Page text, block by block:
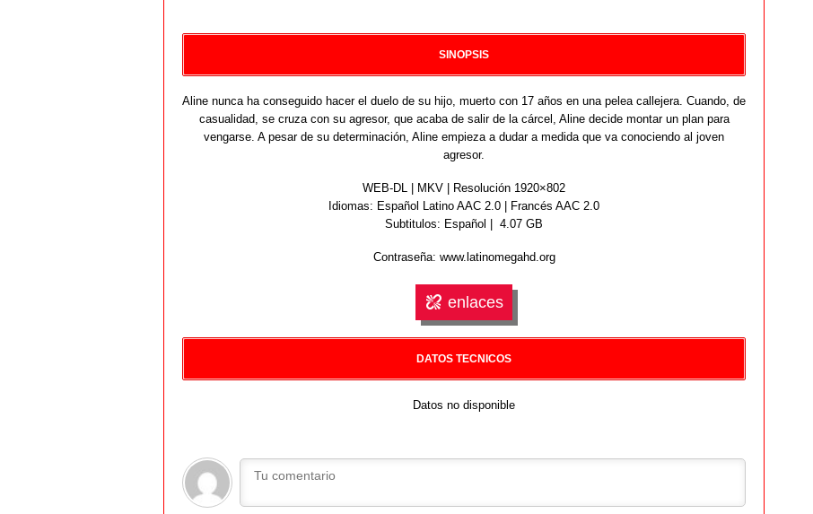
SINOPSIS
Aline nunca ha conseguido hacer el duelo de su hijo, muerto con 17 años en una pelea callejera. Cuando, de
casualidad, se cruza con su agresor, que acaba de salir de la cárcel, Aline decide montar un plan para
vengarse. A pesar de su determinación, Aline empieza a dudar a medida que va conociendo al joven
agresor.
WEB-DL | MKV | Resolución 1920×802
Idiomas: Español Latino AAC 2.0 | Francés AAC 2.0
Subtitulos: Español | 4.07 GB
Contraseña: www.latinomegahd.org
enlaces
DATOS TECNICOS
Datos no disponible